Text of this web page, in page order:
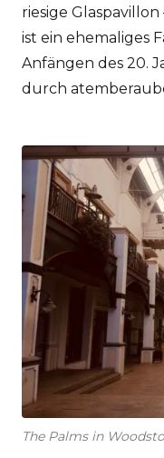
riesige
ist ein ehemaliges
Anfängen des 20.
durch
The Palms in